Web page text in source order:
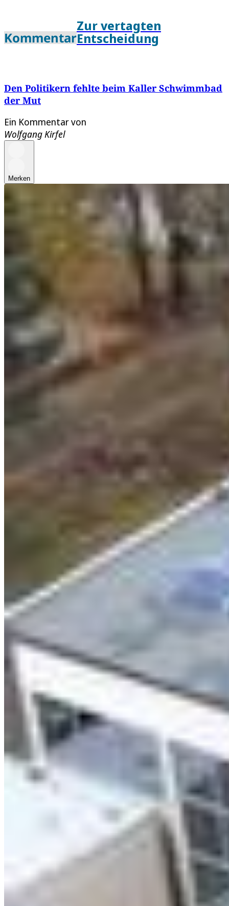
Kommentar
Zur vertagten
Entscheidung
Den Politikern fehlte beim Kaller Schwimmbad
der Mut
Ein Kommentar von
Wolfgang Kirfel
Merken